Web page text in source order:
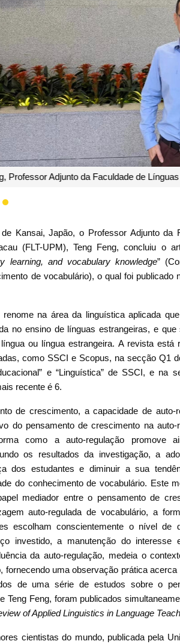
e Tradução da Universidade Politécnica
2
Kansai, Japão, o Professor Adjunto da
(FLT-UPM), Teng Feng, concluiu o
learning, and vocabulary knowledge”
de vocabulário), o qual foi publicado
na área da linguística aplicada
no ensino de línguas estrangeiras, e que
ou língua estrangeira. A revista está
como SSCI e Scopus, na secção Q1
e “Linguística” de SSCI, e na
recente é 6.
de crescimento, a capacidade de auto-
do pensamento de crescimento na auto-
como a auto-regulação promove
os resultados da investigação, a
dos estudantes e diminuir a sua
do conhecimento de vocabulário. Este
mediador entre o pensamento de
auto-regulada de vocabulário, a
escolham conscientemente o nível de
investido, a manutenção do
da auto-regulação, medeia o
uma observação prática
de uma série de estudos sobre o
Feng, foram publicados
of Applied Linguistics in Language
cientistas do mundo, publicada pela